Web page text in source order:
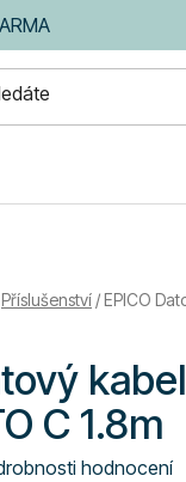
Příslušenství /EPICO
C 1.8m
hodnocení